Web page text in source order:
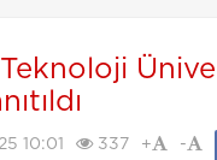
10:01 337 + -